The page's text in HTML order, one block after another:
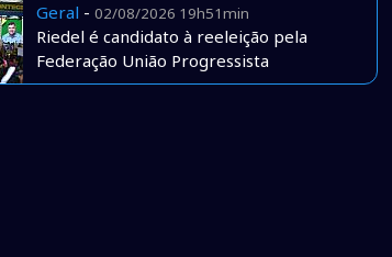
Geral - 02/08/2026 19h51min
Riedel é candidato à reeleição pela
Federação União Progressista